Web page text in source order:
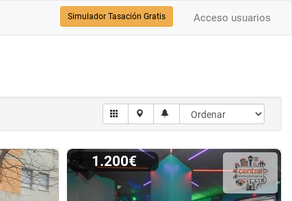
Acceso usuarios
Simulador Tasación Gratis
1.200€